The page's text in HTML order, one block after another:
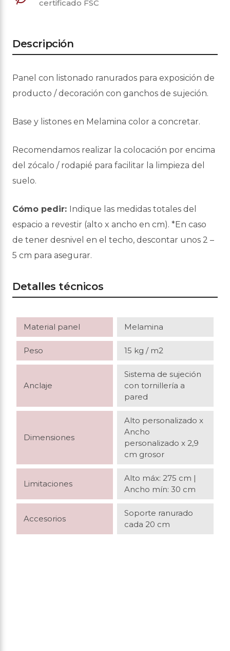
certificado FSC
Descripción
Panel con listonado ranurados para exposición de
producto / decoración con ganchos de sujeción.
Base y listones en Melamina color a concretar.
Recomendamos realizar la colocación por encima
del zócalo / rodapié para facilitar la limpieza del
suelo.
Cómo pedir: Indique las medidas totales del
espacio a revestir (alto x ancho en cm). *En caso
de tener desnivel en el techo, descontar unos 2 –
5 cm para asegurar.
Detalles técnicos
Material panel Melamina
Peso 15 kg / m2
Anclaje
Sistema de sujeción
con tornillería a
pared
Dimensiones
Alto personalizado x
Ancho
personalizado x 2,9
cm grosor
Limitaciones
Alto máx: 275 cm |
Ancho mín: 30 cm
Accesorios
Soporte ranurado
cada 20 cm